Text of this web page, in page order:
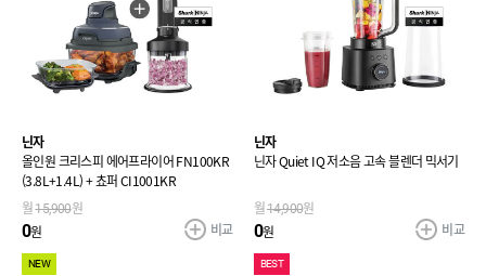
닌자
올인원 크리스피 에어프라이어 FN100KR
(3.8L+1.4L) + 쵸퍼 CI1001KR
월15,900원
0원
NEW
비교
닌자
닌자 Quiet IQ 저소음 고속 블렌더 믹서기
월14,900원
0원
BEST
비교